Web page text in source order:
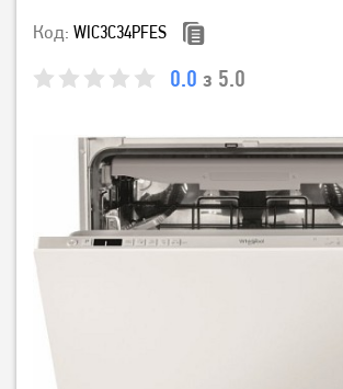
Код: WIC3C34PFES
0.0 з 5.0